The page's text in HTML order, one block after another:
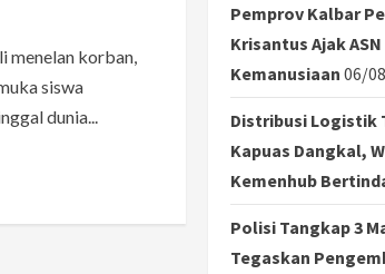
menelan korban,
siswa
dunia...
Pemprov Kalbar
Krisantus Ajak
Kemanusiaan 06/
Distribusi Logistik
Kapuas Dangkal,
Kemenhub
Polisi Tangkap 3
Tegaskan